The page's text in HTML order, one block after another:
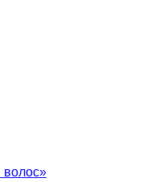
волос»